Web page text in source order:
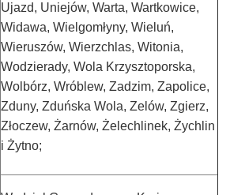
Ujazd, Uniejów, Warta, Wartkowice,
Widawa, Wielgomłyny, Wieluń,
Wieruszów, Wierzchlas, Witonia,
Wodzierady, Wola Krzysztoporska,
Wolbórz, Wróblew, Zadzim, Zapolice,
Zduny, Zduńska Wola, Zelów, Zgierz,
Złoczew, Żarnów, Żelechlinek, Żychlin
i Żytno;